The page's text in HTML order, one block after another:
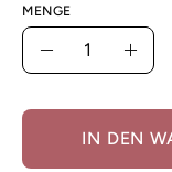
MENGE
Menge
Menge
IN DEN